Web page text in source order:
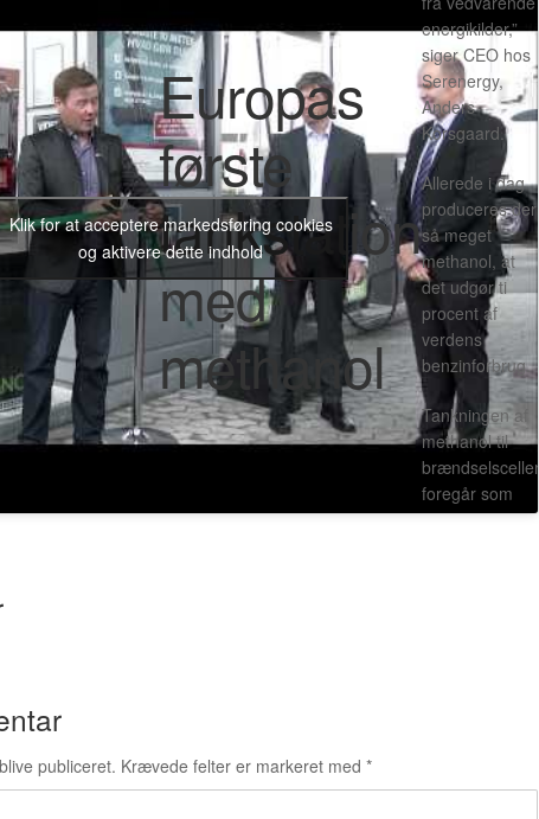
Europas
første
tankstation
med
methanol
energikilder,”
siger CEO hos
Serenergy,
Anders
Korsgaard.
Allerede i dag
produceres der
så meget
methanol, at
det udgør ti
procent af
verdens
benzinforbrug.
Tankningen af
methanol til
brændselscellen
foregår som
med benzin og
Klik for at acceptere markedsføring cookies
og aktivere dette indhold
publiceret. Krævede felter er markeret med *